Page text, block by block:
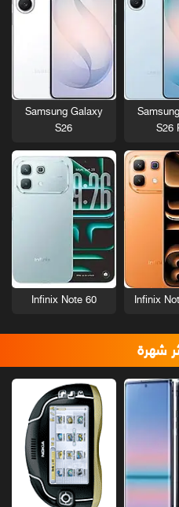
S26
Samsung Galaxy
S26
Infinix
Infinix Note 60
شهرة